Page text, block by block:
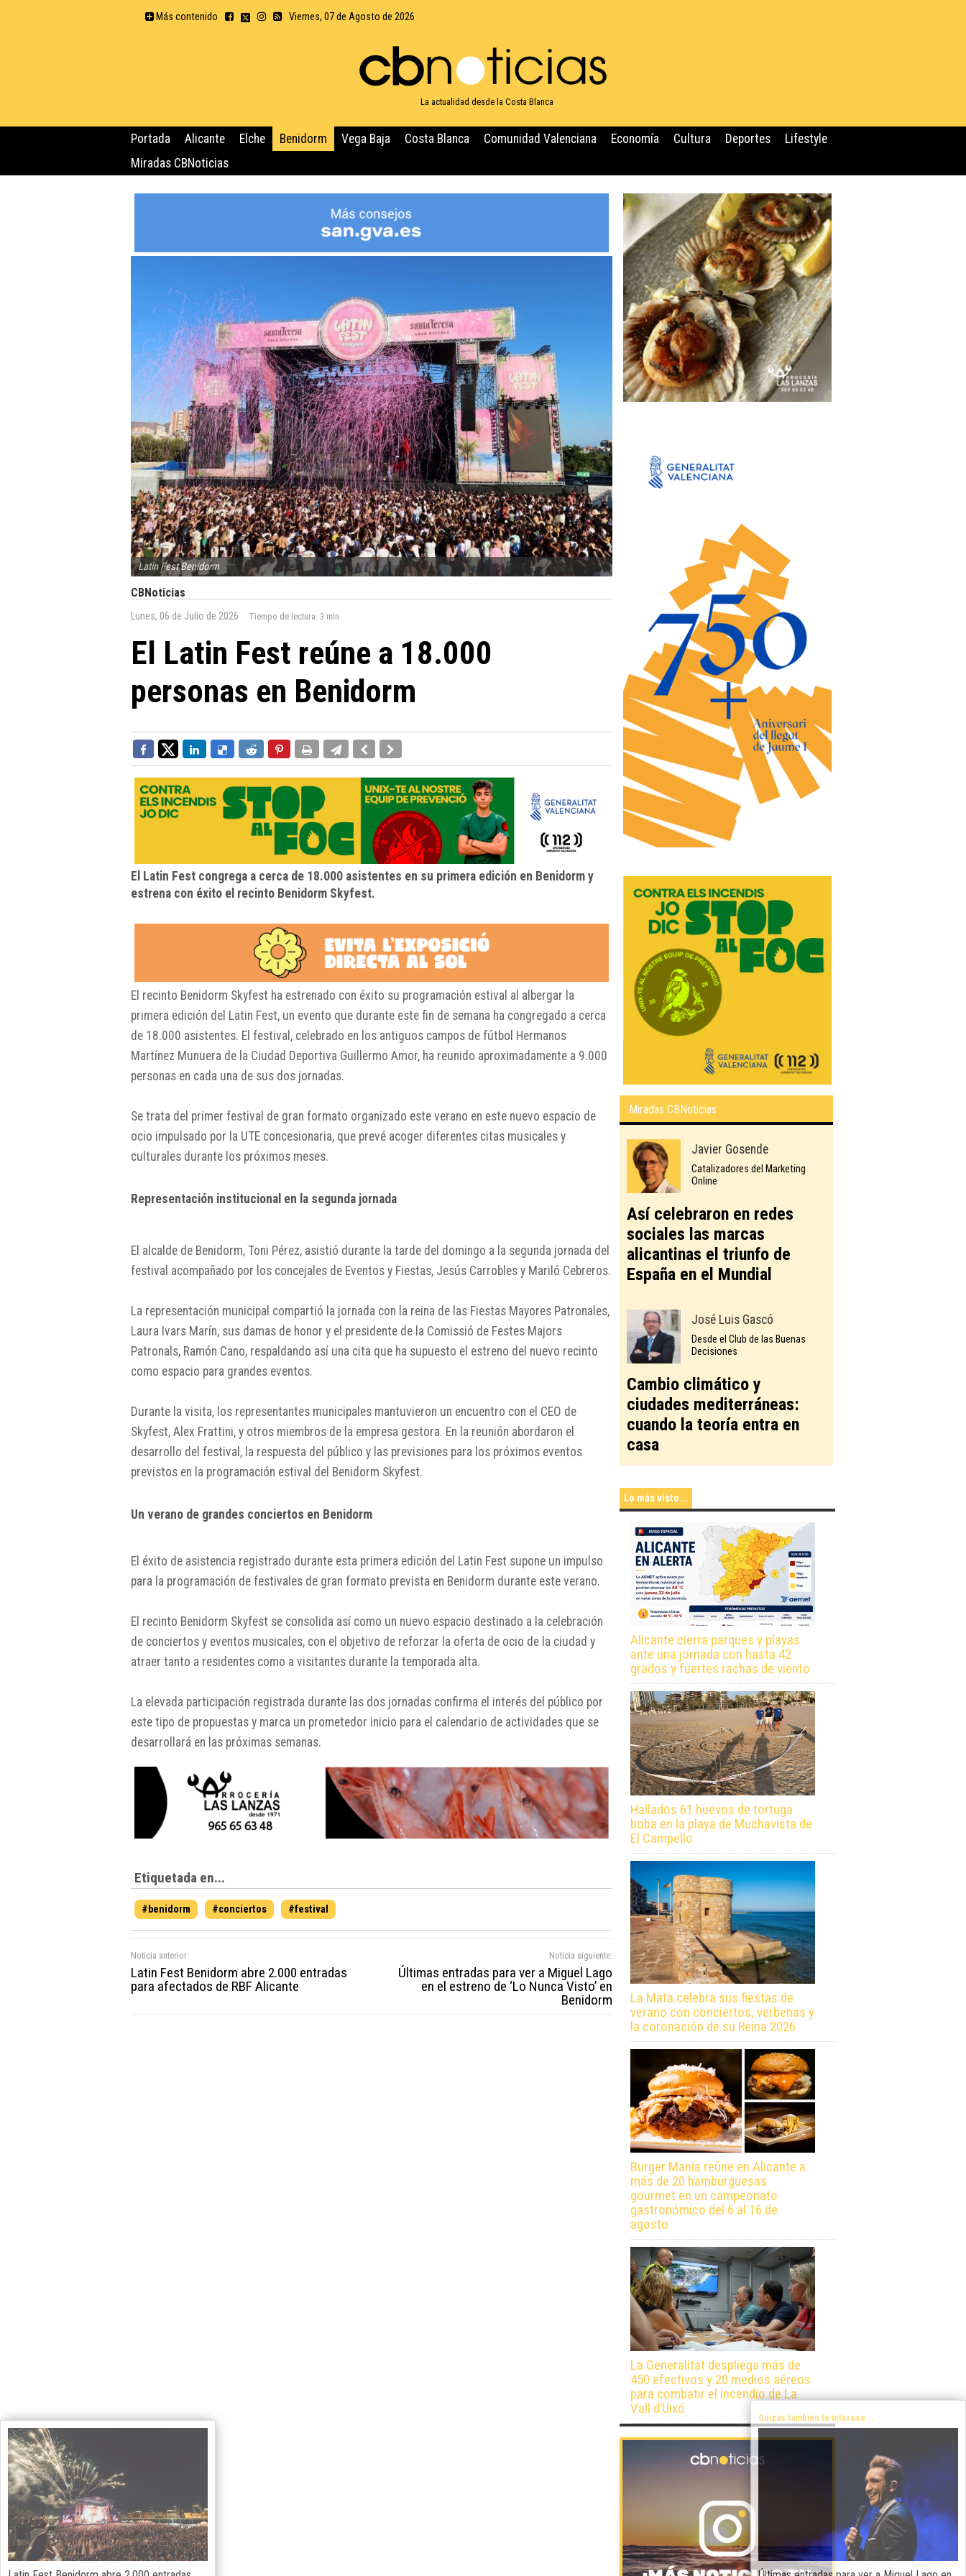
Más contenido Viernes, 07 de Agosto de 2026
La actualidad desde la Costa Blanca
Portada Alicante Elche Benidorm Vega Baja Costa Blanca Comunidad Valenciana Economía Cultura Deportes
Lifestyle
Miradas CBNoticias
Latin Fest Benidorm
CBNoticias
Lunes, 06 de Julio de 2026 Tiempo de lectura: 3 min
El Latin Fest reúne a 18.000
personas en Benidorm
El Latin Fest congrega a cerca de 18.000 asistentes en su primera edición en Benidorm y
estrena con éxito el recinto Benidorm Skyfest.
El recinto Benidorm Skyfest ha estrenado con éxito su programación estival al albergar la
primera edición del Latin Fest, un evento que durante este fin de semana ha congregado a cerca
de 18.000 asistentes. El festival, celebrado en los antiguos campos de fútbol Hermanos
Martínez Munuera de la Ciudad Deportiva Guillermo Amor, ha reunido aproximadamente a 9.000
personas en cada una de sus dos jornadas.
Se trata del primer festival de gran formato organizado este verano en este nuevo espacio de
ocio impulsado por la UTE concesionaria, que prevé acoger diferentes citas musicales y
culturales durante los próximos meses.
Representación institucional en la segunda jornada
El alcalde de Benidorm, Toni Pérez, asistió durante la tarde del domingo a la segunda jornada del
festival acompañado por los concejales de Eventos y Fiestas, Jesús Carrobles y Mariló Cebreros.
La representación municipal compartió la jornada con la reina de las Fiestas Mayores Patronales,
Laura Ivars Marín, sus damas de honor y el presidente de la Comissió de Festes Majors
Patronals, Ramón Cano, respaldando así una cita que ha supuesto el estreno del nuevo recinto
como espacio para grandes eventos.
Durante la visita, los representantes municipales mantuvieron un encuentro con el CEO de
Skyfest, Alex Frattini, y otros miembros de la empresa gestora. En la reunión abordaron el
desarrollo del festival, la respuesta del público y las previsiones para los próximos eventos
previstos en la programación estival del Benidorm Skyfest.
Un verano de grandes conciertos en Benidorm
El éxito de asistencia registrado durante esta primera edición del Latin Fest supone un impulso
para la programación de festivales de gran formato prevista en Benidorm durante este verano.
El recinto Benidorm Skyfest se consolida así como un nuevo espacio destinado a la celebración
de conciertos y eventos musicales, con el objetivo de reforzar la oferta de ocio de la ciudad y
atraer tanto a residentes como a visitantes durante la temporada alta.
La elevada participación registrada durante las dos jornadas confirma el interés del público por
este tipo de propuestas y marca un prometedor inicio para el calendario de actividades que se
desarrollará en las próximas semanas.
Etiquetada en...
#benidorm #conciertos #festival
Noticia anterior:
Latin Fest Benidorm abre 2.000 entradas
para afectados de RBF Alicante
Noticia siguiente:
Últimas entradas para ver a Miguel Lago
en el estreno de ‘Lo Nunca Visto’ en
Benidorm
Miradas CBNoticias
Javier Gosende
Catalizadores del Marketing
Online
Así celebraron en redes
sociales las marcas
alicantinas el triunfo de
España en el Mundial
José Luis Gascó
Desde el Club de las Buenas
Decisiones
Cambio climático y
ciudades mediterráneas:
cuando la teoría entra en
casa
Lo más visto...
Alicante cierra parques y playas
ante una jornada con hasta 42
grados y fuertes rachas de viento
Hallados 61 huevos de tortuga
boba en la playa de Muchavista de
El Campello
La Mata celebra sus fiestas de
verano con conciertos, verbenas y
la coronación de su Reina 2026
Burger Manía reúne en Alicante a
más de 20 hamburguesas
gourmet en un campeonato
gastronómico del 6 al 16 de
agosto
La Generalitat despliega más de
450 efectivos y 20 medios aéreos
para combatir el incendio de La
Vall d’Uixó
Quizás también te interese...